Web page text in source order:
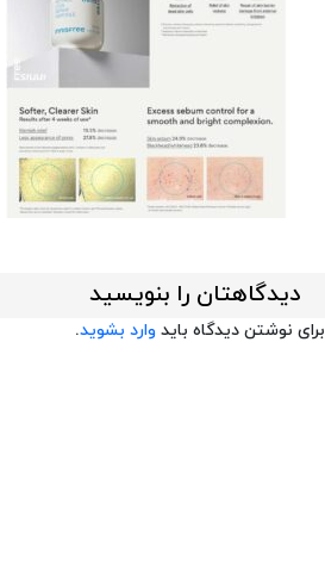
دیدگاهتان را بنویسید
برای نوشتن دیدگاه باید وارد بشوید.